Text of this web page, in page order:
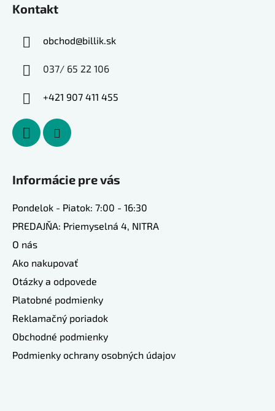
Kontakt
obchod@billik.sk
037/ 65 22 106
+421 907 411 455
Informácie pre vás
Pondelok - Piatok: 7:00 - 16:30
PREDAJŇA: Priemyselná 4, NITRA
O nás
Ako nakupovať
Otázky a odpovede
Platobné podmienky
Reklamačný poriadok
Obchodné podmienky
Podmienky ochrany osobných údajov